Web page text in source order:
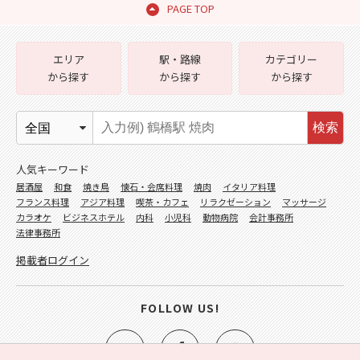
PAGE TOP
エリア
から探す
駅・路線
から探す
カテゴリー
から探す
検索
人気キーワード
居酒屋 和食 焼き鳥 懐石・会席料理 焼肉
イタリア料理
フランス料理
アジア料理 喫茶・カフェ リラクゼーション
マッサージ
カラオケ
ビジネスホテル 内科 小児科 動物病院
会計事務所
法律事務所
掲載者ログイン
FOLLOW US!